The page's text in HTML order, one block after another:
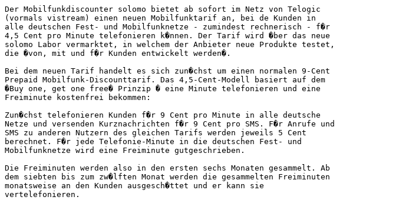
Der Mobilfunkdiscounter solomo bietet ab sofort im Netz von Telogic
(vormals vistream) einen neuen Mobilfunktarif an, bei de Kunden in
alle deutschen Fest- und Mobilfunknetze - zumindest rechnerisch - f�r
4,5 Cent pro Minute telefonieren k�nnen. Der Tarif wird �ber das neue
solomo Labor vermarktet, in welchem der Anbieter neue Produkte testet,
die �von, mit und f�r Kunden entwickelt werden�.
Bei dem neuen Tarif handelt es sich zun�chst um einen normalen 9-Cent
Prepaid Mobilfunk-Discounttarif. Das 4,5-Cent-Modell basiert auf dem
�Buy one, get one free� Prinzip � eine Minute telefonieren und eine
Freiminute kostenfrei bekommen:
Zun�chst telefonieren Kunden f�r 9 Cent pro Minute in alle deutsche
Netze und versenden Kurznachrichten f�r 9 Cent pro SMS. F�r Anrufe und
SMS zu anderen Nutzern des gleichen Tarifs werden jeweils 5 Cent
berechnet. F�r jede Telefonie-Minute in die deutschen Fest- und
Mobilfunknetze wird eine Freiminute gutgeschrieben.
Die Freiminuten werden also in den ersten sechs Monaten gesammelt. Ab
dem siebten bis zum zw�lften Monat werden die gesammelten Freiminuten
monatsweise an den Kunden ausgesch�ttet und er kann sie
vertelefonieren.